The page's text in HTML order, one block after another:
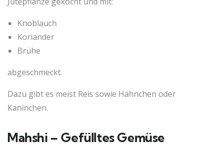
Knoblauch
Koriander
Brühe
abgeschmeckt.
Dazu gibt es meist Reis sowie Hähnchen oder
Kaninchen.
Mahshi – Gefülltes Gemüse